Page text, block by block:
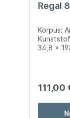
Regal
Korpus:
34,8 x
111,00